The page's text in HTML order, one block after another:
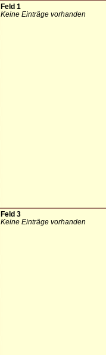
Feld 1
Keine Einträge vorhanden
Feld 3
Keine Einträge vorhanden